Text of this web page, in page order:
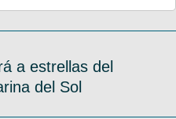
a estrellas del
del Sol